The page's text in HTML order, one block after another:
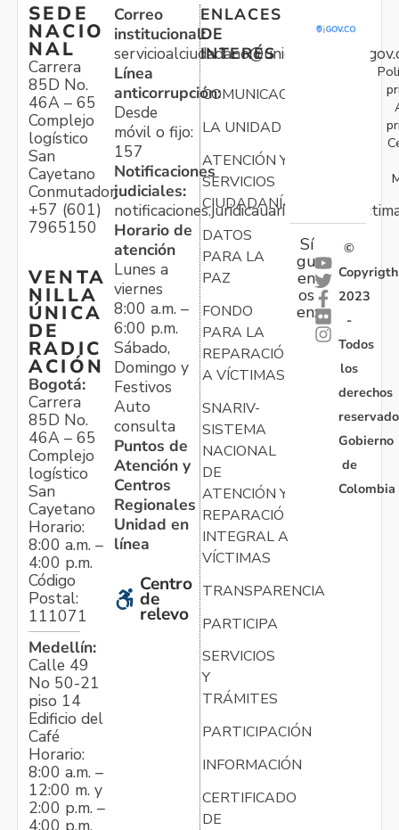
SEDE
NACIO
NAL
Carrera
85D No.
46A – 65
Complejo
logístico
San
Cayetano
Conmutador:
+57 (601)
7965150
VENTA
NILLA
ÚNICA
DE
RADIC
ACIÓN
Bogotá:
Carrera
85D No.
46A – 65
Complejo
logístico
San
Cayetano
Horario:
8:00 a.m. –
4:00 p.m.
Código
Postal:
111071
Medellín:
Calle 49
No 50-21
piso 14
Edificio del
Café
Horario:
8:00 a.m. –
12:00 m. y
2:00 p.m. –
4:00 p.m.
Correo
institucional:
Línea
anticorrupción:
Desde
móvil o fijo:
157
Notificaciones
judiciales:
Horario de
atención
Lunes a
viernes
8:00 a.m. –
6:00 p.m.
Sábado,
Domingo y
Festivos
Auto
consulta
Puntos de
Atención y
Centros
Regionales
Unidad en
línea
Centro
de
relevo
ENLACES
DE
INTERÉS
COMUNICACIONES
LA UNIDAD
ATENCIÓN Y
SERVICIOS
CIUDADANÍA
DATOS
PARA LA
PAZ
FONDO
PARA LA
REPARACIÓN
A VÍCTIMAS
SNARIV-
SISTEMA
NACIONAL
DE
ATENCIÓN Y
REPARACIÓN
INTEGRAL A
VÍCTIMAS
TRANSPARENCIA
PARTICIPA
SERVICIOS
Y
TRÁMITES
PARTICIPACIÓN
INFORMACIÓN
CERTIFICADO
DE
Sí
gu
en
os
en:
©
Copyrigth
2023
-
Todos
los
derechos
Gobierno
de
Colombia